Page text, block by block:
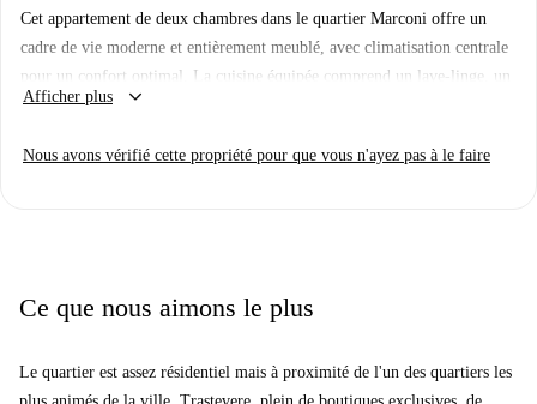
Cet appartement de deux chambres dans le quartier Marconi offre un
cadre de vie moderne et entièrement meublé, avec climatisation centrale
pour un confort optimal. La cuisine équipée comprend un lave-linge, un
lave-vaisselle et un four, et s'ouvre sur un agréable balcon. Il est permis
des critères de sélection rigoureux.
facilement accessibles, simplifiant ainsi vos courses quotidiennes. Des
Piazza Dunant se trouvent à proximité, enrichissant votre quotidien.
Afficher plus keyboard_arrow_down
Nous avons vérifié cette propriété pour que vous n'ayez pas à le faire
Ce que nous aimons le plus
Le quartier est assez résidentiel mais à proximité de l'un des quartiers les